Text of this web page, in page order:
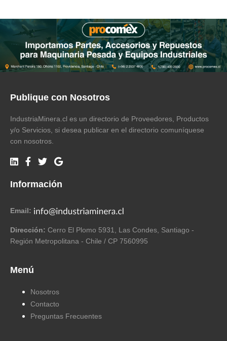
Publique con Nosotros
IndustriaMinera.cl es un directorio de Proveedores, Productos
y/o Servicios, si desea publicar en el directorio comuníquese
con nosotros.
Información
Email:
Dirección: Cerro El Plomo 5931, Las Condes, Santiago -
Región Metropolitana - Chile / CP 7560995
Menú
Nosotros
Contacto
Preguntas Frecuentes